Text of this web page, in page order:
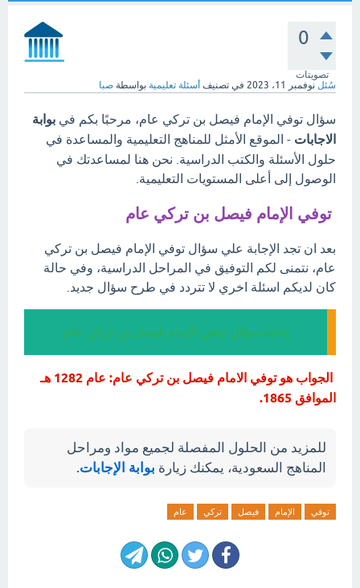
0
تصويتات
سُئل نوفمبر 11، 2023 في تصنيف أسئلة تعليمية بواسطة صبا
سؤال توفي الإمام فيصل بن تركي عام، مرحبًا بكم في بوابة
الاجابات - الموقع الأمثل للمناهج التعليمية والمساعدة في
حلول الأسئلة والكتب الدراسية. نحن هنا لمساعدتك في
الوصول إلى أعلى المستويات التعليمية.
توفي الإمام فيصل بن تركي عام
بعد ان تجد الإجابة علي سؤال توفي الإمام فيصل بن تركي
عام، نتمنى لكم التوفيق في المراحل الدراسية، وفي حالة
كان لديكم اسئلة اخري لا تتردد في طرح سؤال جديد.
إجابة سؤال توفي الإمام فيصل بن تركي عام
الجواب هو توفي الامام فيصل بن تركي عام: عام 1282 هـ
الموافق 1865.
للمزيد من الحلول المفصلة لجميع مواد ومراحل
المناهج السعودية، يمكنك زيارة بوابة الإجابات.
توفي الإمام فيصل تركي عام